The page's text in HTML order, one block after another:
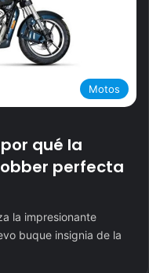
Motos
qué la
perfecta
la impresionante
buque insignia de la